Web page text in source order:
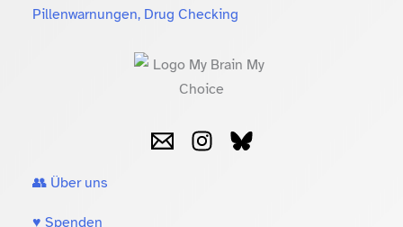
Pillenwarnungen, Drug Checking
👥 Über uns
♥️ Spenden